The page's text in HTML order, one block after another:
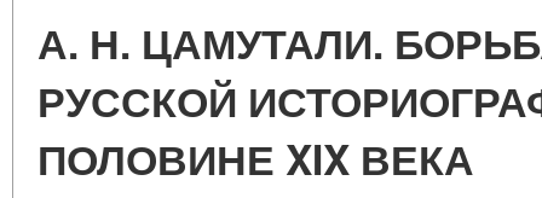
А. Н. ЦАМУТАЛИ.
РУССКОЙ
ПОЛОВИНЕ XIX ВЕКА